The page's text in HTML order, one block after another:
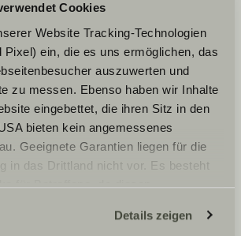
Cookies
Website Tracking-Technologien
Pixel) ein, die es uns ermöglichen, das
auszuwerten und
zu messen. Ebenso haben wir Inhalte
eingebettet, die ihren Sitz in den
bieten kein angemessenes
Geeignete Garantien liegen für die
in das Drittland nicht vor. Es besteht
für Betroffene, da diesen
Dienstleister können Daten für
Details zeigen
tidspunkt